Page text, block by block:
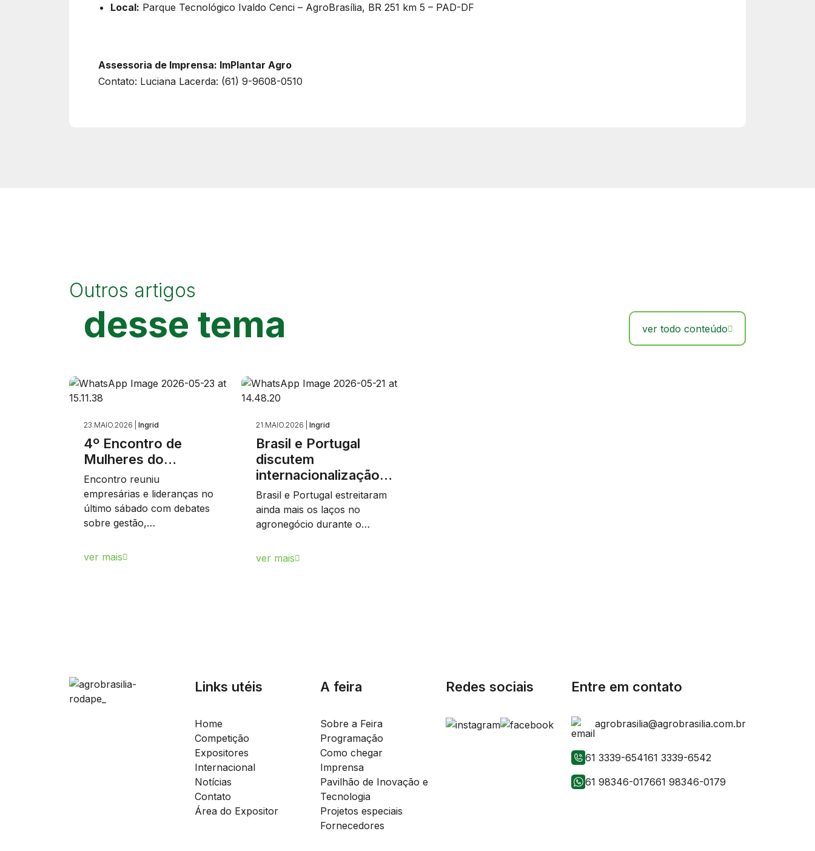
Local: Parque Tecnológico Ivaldo Cenci – AgroBrasília, BR 251 km 5 – PAD-DF
Assessoria de Imprensa: ImPlantar Agro
Contato: Luciana Lacerda: (61) 9-9608-0510
Outros artigos
desse tema ver todo conteúdo
23.MAIO.2026 | Ingrid
4º Encontro de
Mulheres do…
Encontro reuniu
empresárias e lideranças no
último sábado com debates
sobre gestão,…
ver mais
21.MAIO.2026 | Ingrid
Brasil e Portugal
discutem
internacionalização…
Brasil e Portugal estreitaram
ainda mais os laços no
agronegócio durante o…
ver mais
Links utéis
Home
Competição
Expositores
Internacional
Notícias
Contato
Área do Expositor
A feira
Sobre a Feira
Programação
Como chegar
Imprensa
Pavilhão de Inovação e
Tecnologia
Projetos especiais
Fornecedores
Redes sociais Entre em contato
agrobrasilia@agrobrasilia.com.br
61 3339-654161 3339-6542
61 98346-017661 98346-0179